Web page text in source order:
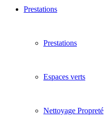
Prestations
Prestations
Espaces verts
Nettoyage Propreté